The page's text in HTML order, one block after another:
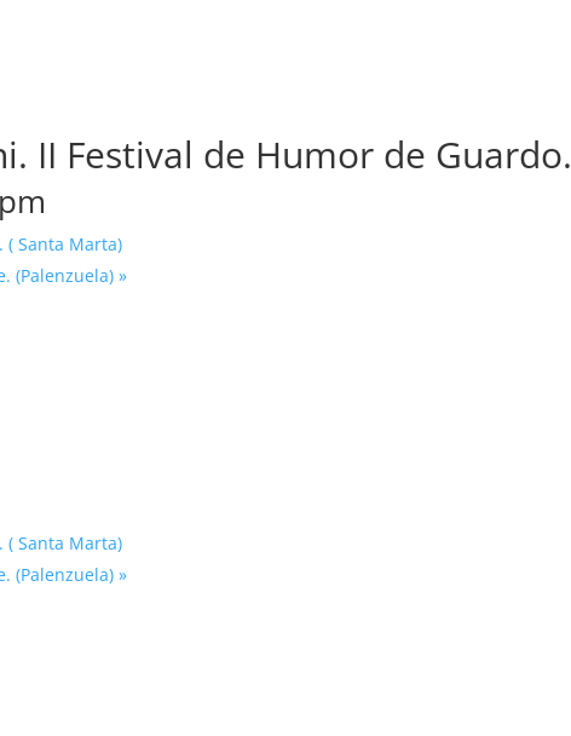
II Festival de Humor de Guardo.
( Santa Marta)
(Palenzuela)»
( Santa Marta)
(Palenzuela)»